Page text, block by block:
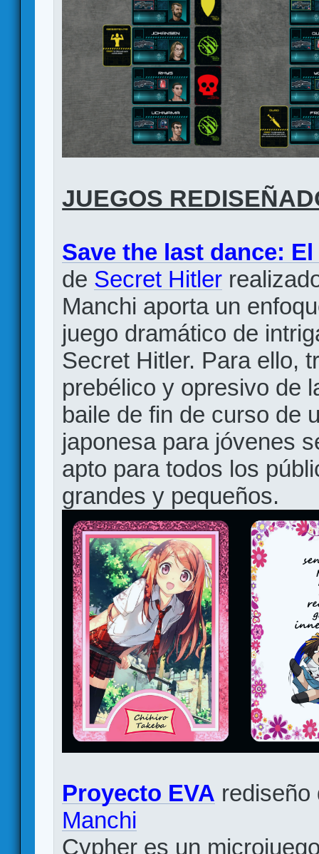
JUEGOS
Save the last dance:
de Secret Hitler
Manchi aporta un
juego dramático de
Secret Hitler. Para ello,
prebélico y opresivo de
baile de fin de curso de
japonesa para jóvenes
apto para todos los
grandes y pequeños.
Proyecto EVA
Manchi
Cypher es un